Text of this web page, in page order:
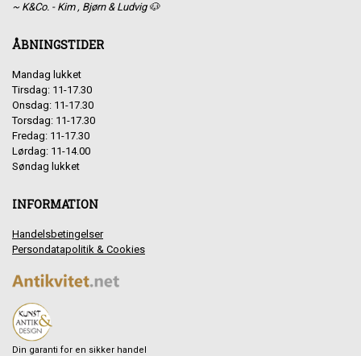
~ K&Co. - Kim , Bjørn & Ludvig 🐶
ÅBNINGSTIDER
Mandag lukket
Tirsdag: 11-17.30
Onsdag: 11-17.30
Torsdag: 11-17.30
Fredag: 11-17.30
Lørdag: 11-14.00
Søndag lukket
INFORMATION
Handelsbetingelser
Persondatapolitik & Cookies
Din garanti for en sikker handel